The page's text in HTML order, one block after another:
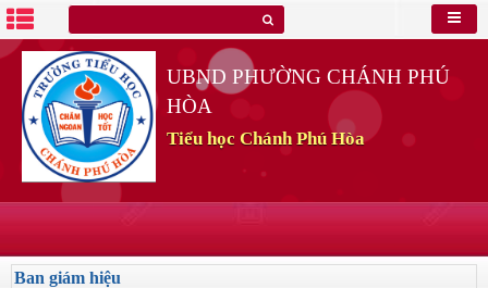
UBND PHƯỜNG CHÁNH PHÚ
HÒA
Tiểu học Chánh Phú Hòa
Ban giám hiệu